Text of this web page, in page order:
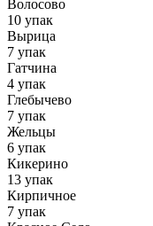
Волосово
10 упак
Вырица
7 упак
Гатчина
4 упак
Глебычево
7 упак
Жельцы
6 упак
Кикерино
13 упак
Кирпичное
7 упак